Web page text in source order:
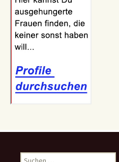
Suchen